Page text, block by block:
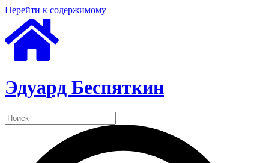
Перейти к содержимому
Эдуард Беспяткин